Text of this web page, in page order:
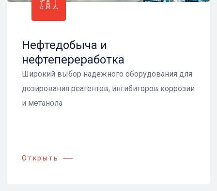
Нефтедобыча и
нефтепереработка
Широкий выбор надежного оборудования для
дозирования реагентов, ингибиторов коррозии
и метанола
Открыть